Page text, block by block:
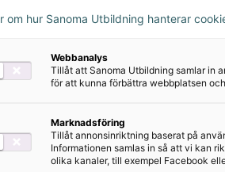
om hur Sanoma Utbildning hanterar
Webbanalys
Tillåt att Sanoma Utbildning samlar in
för att kunna förbättra webbplatsen
Marknadsföring
Tillåt annonsinriktning baserat på
Informationen samlas in så att vi kan
olika kanaler, till exempel Facebook